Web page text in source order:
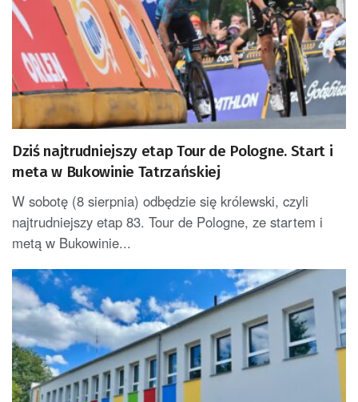
Dziś najtrudniejszy etap Tour de Pologne. Start i
meta w Bukowinie Tatrzańskiej
W sobotę (8 sierpnia) odbędzie się królewski, czyli
najtrudniejszy etap 83. Tour de Pologne, ze startem i
metą w Bukowinie...